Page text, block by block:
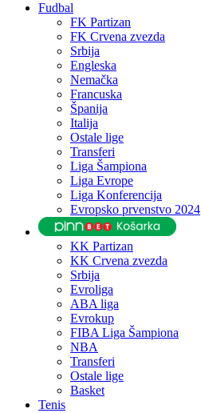
Fudbal
FK Partizan
FK Crvena zvezda
Srbija
Engleska
Nemačka
Francuska
Španija
Italija
Ostale lige
Transferi
Liga Šampiona
Liga Evrope
Liga Konferencija
Evropsko prvenstvo 2024
KK Partizan
KK Crvena zvezda
Srbija
Evroliga
ABA liga
Evrokup
FIBA Liga Šampiona
NBA
Transferi
Ostale lige
Basket
Tenis